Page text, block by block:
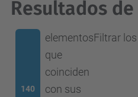
Resultados
140
elementos
que
coinciden
con sus
Filtrar